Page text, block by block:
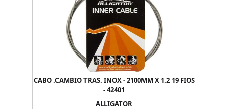
CABO .CAMBIO TRAS. INOX - 2100MM X 1.2 19 FIOS
- 42401
ALLIGATOR